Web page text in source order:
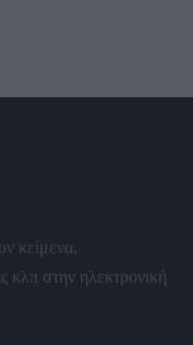
κείμενα,
κλπ στην ηλεκτρονική